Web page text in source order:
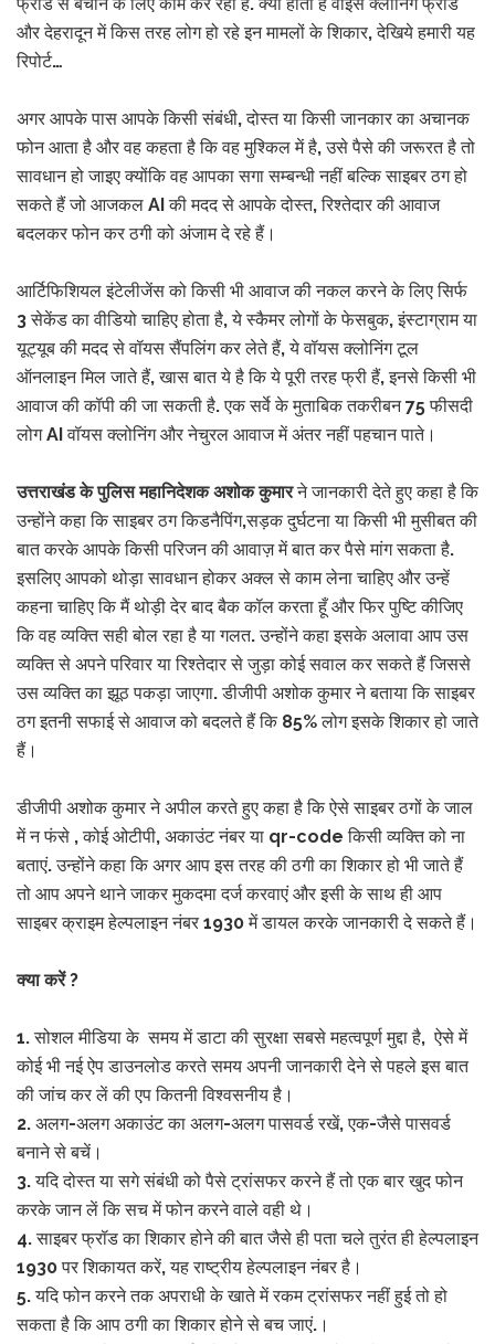
और देहरादून में किस तरह लोग हो रहे इन मामलों के शिकार, देखिये हमारी यह
रिपोर्ट…
अगर आपके पास आपके किसी संबंधी, दोस्त या किसी जानकार का अचानक
फोन आता है और वह कहता है कि वह मुश्किल में है, उसे पैसे की जरूरत है तो
सावधान हो जाइए क्योंकि वह आपका सगा सम्बन्धी नहीं बल्कि साइबर ठग हो
सकते हैं जो आजकल AI की मदद से आपके दोस्त, रिश्तेदार की आवाज
बदलकर फोन कर ठगी को अंजाम दे रहे हैं।
आर्टिफिशियल इंटेलीजेंस को किसी भी आवाज की नकल करने के लिए सिर्फ
3 सेकेंड का वीडियो चाहिए होता है, ये स्कैमर लोगों के फेसबुक, इंस्टाग्राम या
यूट्यूब की मदद से वॉयस सैंपलिंग कर लेते हैं, ये वॉयस क्लोनिंग टूल
ऑनलाइन मिल जाते हैं, खास बात ये है कि ये पूरी तरह फ्री हैं, इनसे किसी भी
आवाज की कॉपी की जा सकती है. एक सर्वे के मुताबिक तकरीबन 75 फीसदी
लोग AI वॉयस क्लोनिंग और नेचुरल आवाज में अंतर नहीं पहचान पाते।
उत्तराखंड के पुलिस महानिदेशक अशोक कुमारने जानकारी देते हुए कहा है कि
उन्होंने कहा कि साइबर ठग किडनैपिंग,सड़क दुर्घटना या किसी भी मुसीबत की
बात करके आपके किसी परिजन की आवाज़ में बात कर पैसे मांग सकता है.
इसलिए आपको थोड़ा सावधान होकर अक्ल से काम लेना चाहिए और उन्हें
कहना चाहिए कि मैं थोड़ी देर बाद बैक कॉल करता हूँ और फिर पुष्टि कीजिए
कि वह व्यक्ति सही बोल रहा है या गलत. उन्होंने कहा इसके अलावा आप उस
व्यक्ति से अपने परिवार या रिश्तेदार से जुड़ा कोई सवाल कर सकते हैं जिससे
उस व्यक्ति का झूठ पकड़ा जाएगा. डीजीपी अशोक कुमार ने बताया कि साइबर
ठग इतनी सफाई से आवाज को बदलते हैं कि 85% लोग इसके शिकार हो जाते
हैं।
डीजीपी अशोक कुमार ने अपील करते हुए कहा है कि ऐसे साइबर ठगों के जाल
में न फंसे , कोई ओटीपी, अकाउंट नंबर या qr-code किसी व्यक्ति को ना
बताएं. उन्होंने कहा कि अगर आप इस तरह की ठगी का शिकार हो भी जाते हैं
तो आप अपने थाने जाकर मुकदमा दर्ज करवाएं और इसी के साथ ही आप
साइबर क्राइम हेल्पलाइन नंबर 1930 में डायल करके जानकारी दे सकते हैं।
क्या करें ?
1. सोशल मीडिया के समय में डाटा की सुरक्षा सबसे महत्वपूर्ण मुद्दा है, ऐसे में
कोई भी नई ऐप डाउनलोड करते समय अपनी जानकारी देने से पहले इस बात
की जांच कर लें की एप कितनी विश्वसनीय है।
2. अलग-अलग अकाउंट का अलग-अलग पासवर्ड रखें, एक-जैसे पासवर्ड
बनाने से बचें।
3. यदि दोस्त या सगे संबंधी को पैसे ट्रांसफर करने हैं तो एक बार खुद फोन
करके जान लें कि सच में फोन करने वाले वही थे।
4. साइबर फ्रॉड का शिकार होने की बात जैसे ही पता चले तुरंत ही हेल्पलाइन
1930 पर शिकायत करें, यह राष्ट्रीय हेल्पलाइन नंबर है।
5. यदि फोन करने तक अपराधी के खाते में रकम ट्रांसफर नहीं हुई तो हो
सकता है कि आप ठगी का शिकार होने से बच जाएं.।